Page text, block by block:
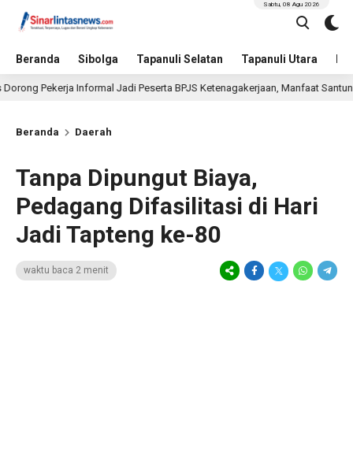
Beranda Sibolga Tapanuli Selatan Tapanuli Utara
Sabtu, 08 Agu 2026
Informal Jadi Peserta BPJS Ketenagakerjaan, Manfaat Santunan Capai
Beranda Daerah
Tanpa Dipungut Biaya,
Pedagang Difasilitasi di Hari
Jadi Tapteng ke-80
waktu baca 2 menit